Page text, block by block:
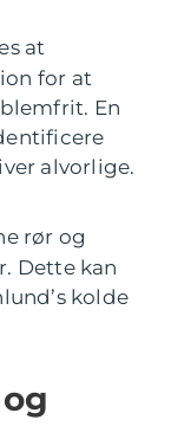
at
for at
En
alvorlige.
rør og
Dette kan
kolde